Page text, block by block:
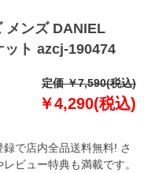
メンズ DANIEL
ット azcj-190474
定価 ￥7,590(税込)
￥4,290(税込)
で店内全品送料無料! さ
ビュー特典も満載です。